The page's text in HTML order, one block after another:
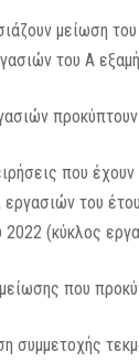
μείωση
του Α
που έχουν
εργασιών του
2022 (κύκλος
που
συμμετοχής